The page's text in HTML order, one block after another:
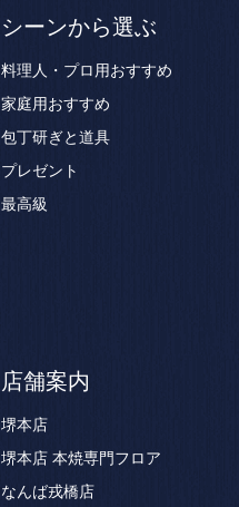
シーンから選ぶ
料理人・プロ用おすすめ
家庭用おすすめ
包丁研ぎと道具
プレゼント
最高級
店舗案内
堺本店
堺本店 本焼専門フロア
なんば戎橋店